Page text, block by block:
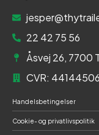
22 42 75 56
Åsvej 26, 7700
CVR: 44144506
Handelsbetingelser
Cookie- og privatlivspolitik